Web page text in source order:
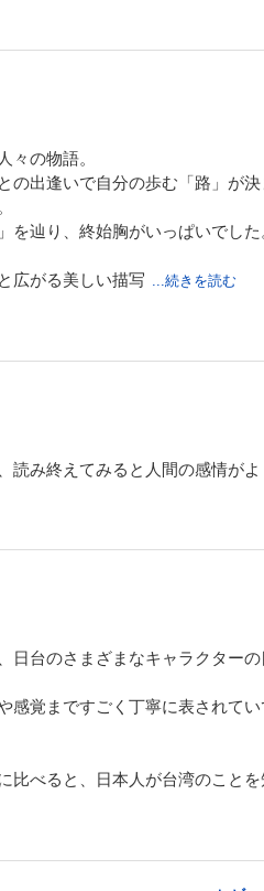
の物語。
の出逢いで自分の歩む「路」が
辿り、終始胸がいっぱいでした
広がる美しい描写 ...続きを読む
読み終えてみると人間の感情が
日台のさまざまなキャラクター
感覚まですごく丁寧に表されてい
比べると、日本人が台湾のこと